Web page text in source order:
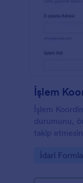
İşlem
İşlem
durumunu,
takip
Go to
İdari